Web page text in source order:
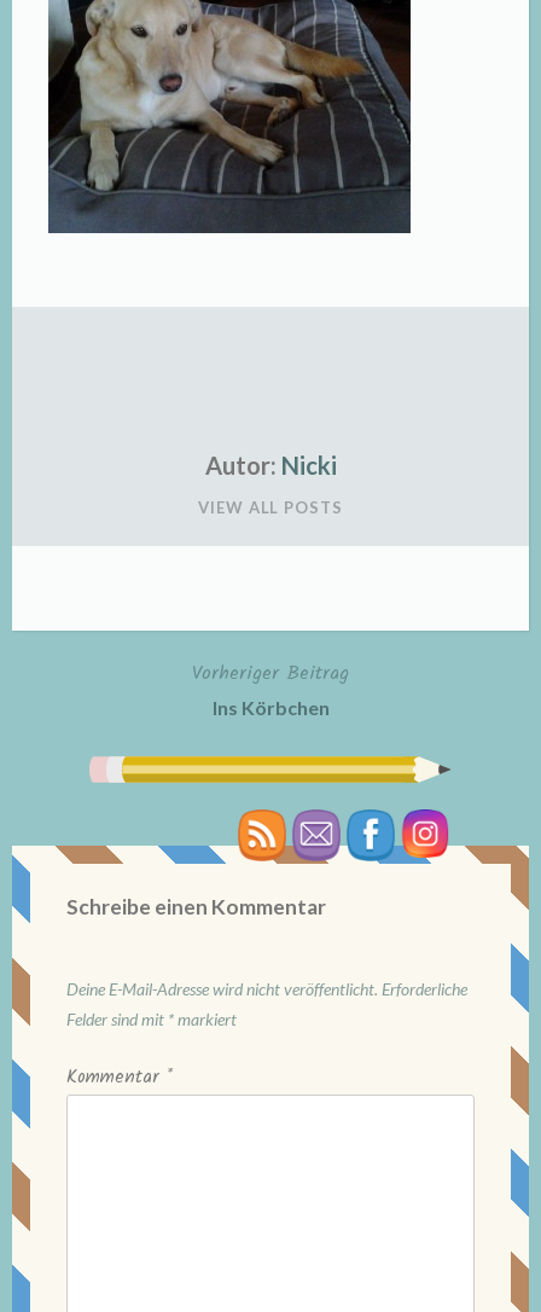
Autor: Nicki
VIEW ALL POSTS
BeitragsnavigationVorheriger Beitrag
Ins Körbchen
Schreibe einen Kommentar
Deine E-Mail-Adresse wird nicht veröffentlicht. Erforderliche
Felder sind mit *markiert
Kommentar *